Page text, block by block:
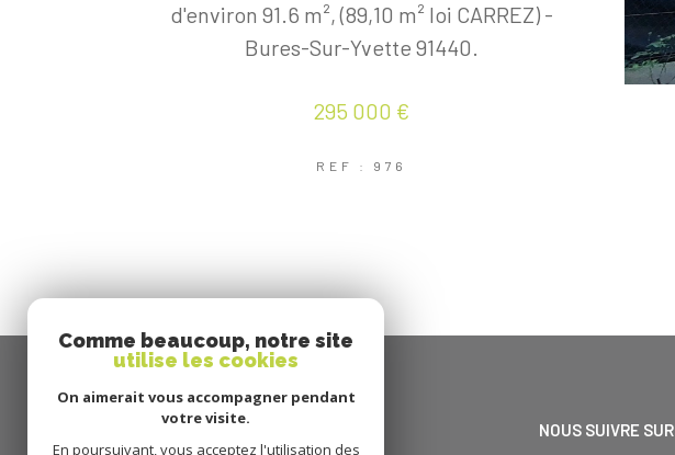
d'environ 91.6 m², (89,10 m² loi CARREZ) -
Bures-Sur-Yvette 91440.
295 000 €
REF : 976
DE TOIT EN TOIT NOUS SUIVRE SUR
Comme beaucoup, notre site
utilise les cookies
On aimerait vous accompagner pendant
votre visite.
En poursuivant, vous acceptez l'utilisation des